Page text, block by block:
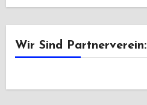
Wir Sind Partnerverein: